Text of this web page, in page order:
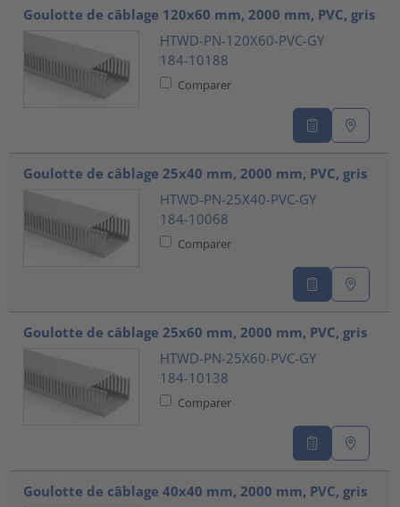
Goulotte de câblage 120x60 mm, 2000 mm, PVC, gris
HTWD-PN-120X60-PVC-GY
184-10188
Comparer
Goulotte de câblage 25x40 mm, 2000 mm, PVC, gris
HTWD-PN-25X40-PVC-GY
184-10068
Comparer
Goulotte de câblage 25x60 mm, 2000 mm, PVC, gris
HTWD-PN-25X60-PVC-GY
184-10138
Comparer
Goulotte de câblage 40x40 mm, 2000 mm, PVC, gris